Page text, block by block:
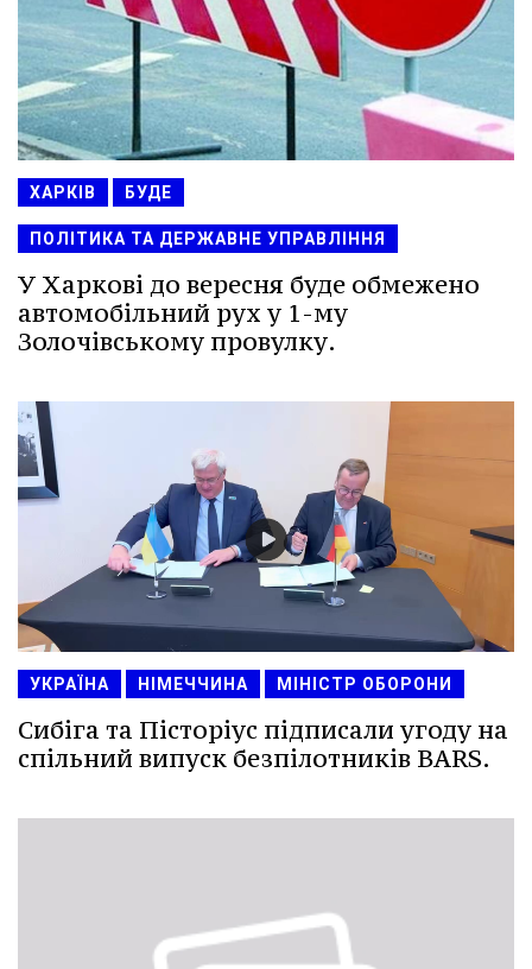
ХАРКІВ БУДЕ
ПОЛІТИКА ТА ДЕРЖАВНЕ УПРАВЛІННЯ
У Харкові до вересня буде обмежено
автомобільний рух у 1-му
Золочівському провулку.
УКРАЇНА НІМЕЧЧИНА МІНІСТР ОБОРОНИ
Сибіга та Пісторіус підписали угоду на
спільний випуск безпілотників BARS.